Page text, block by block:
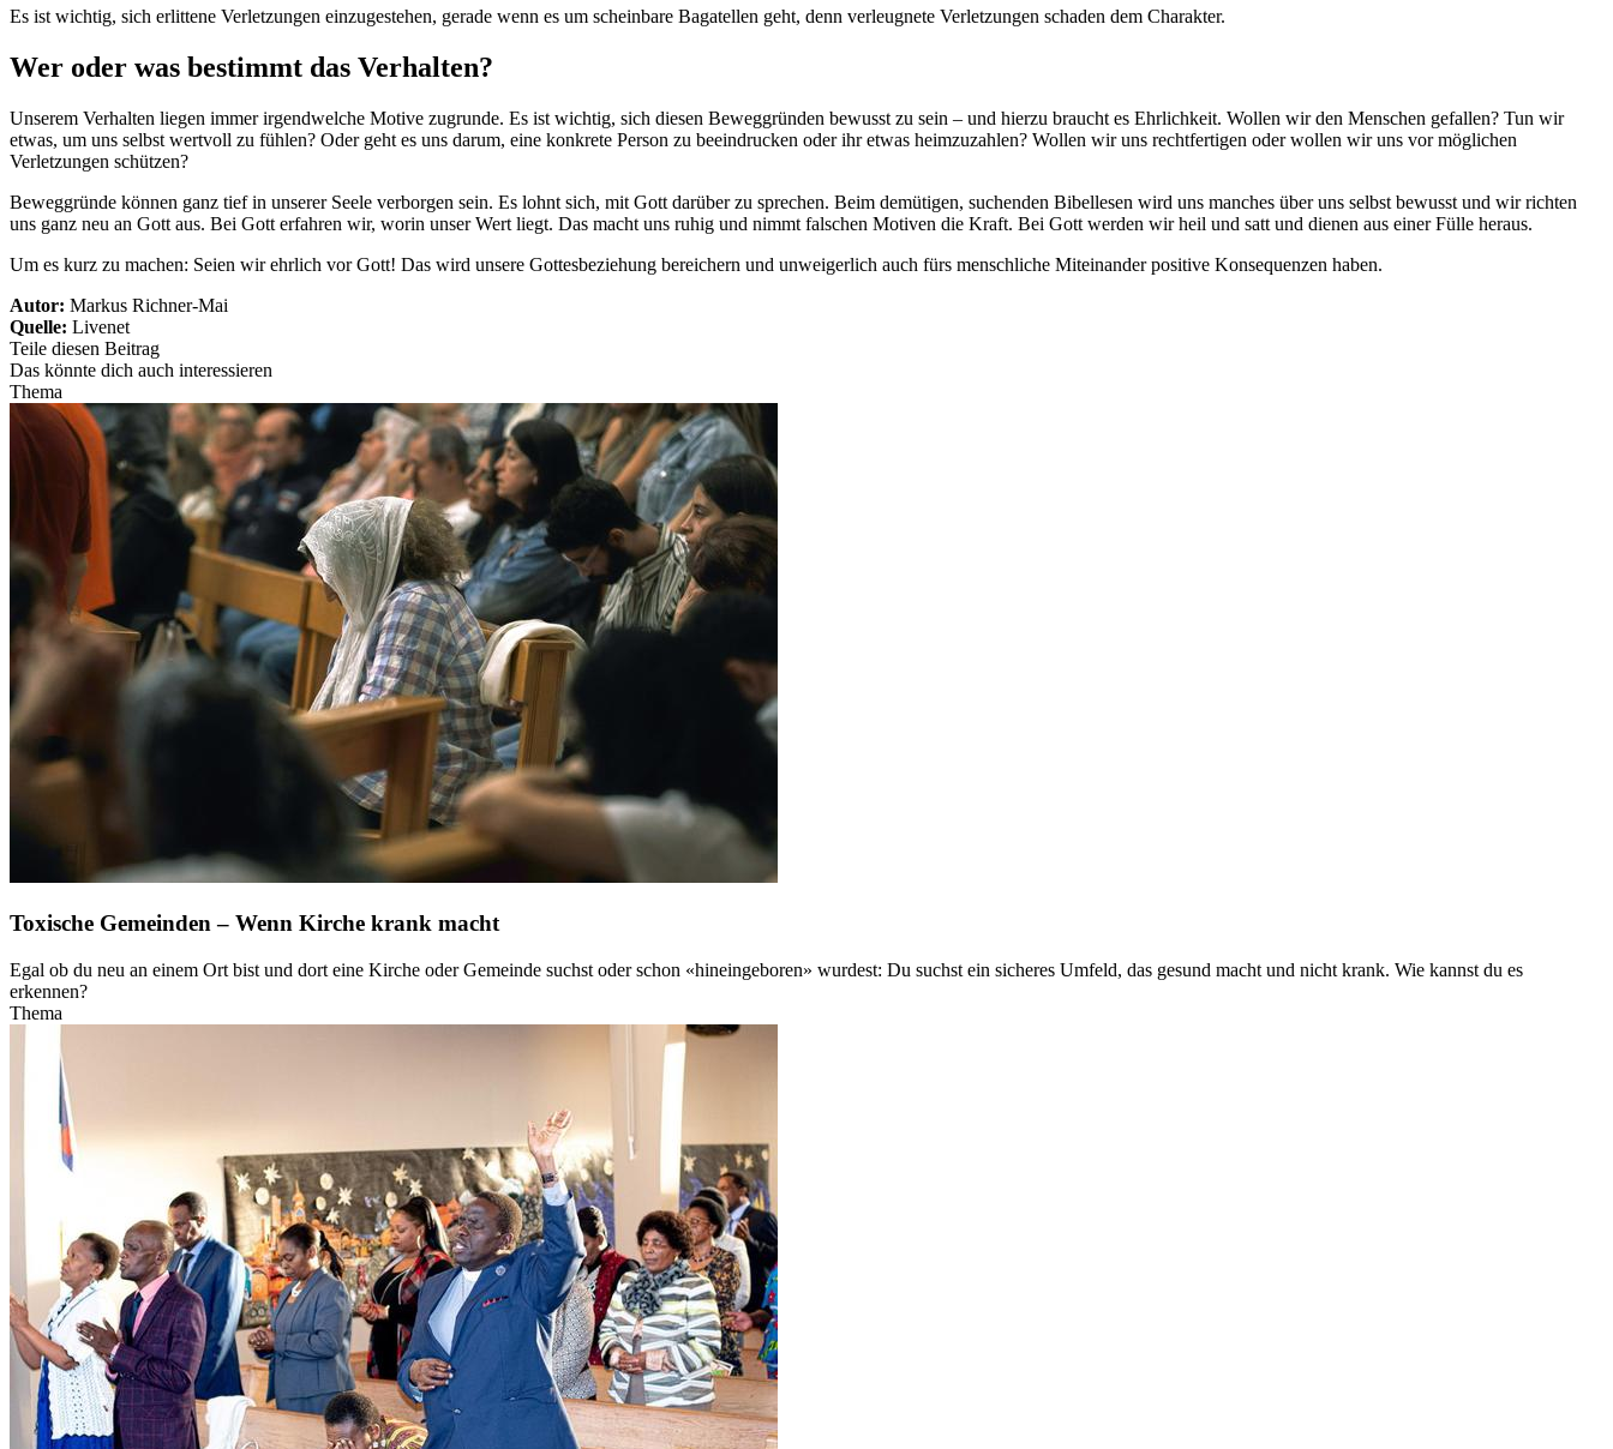
Es ist wichtig, sich erlittene Verletzungen einzugestehen, gerade wenn es um scheinbare Bagatellen geht, denn verleugnete Verletzungen schaden dem Charakter.
Wer oder was bestimmt das Verhalten?
Unserem Verhalten liegen immer irgendwelche Motive zugrunde. Es ist wichtig, sich diesen Beweggründen bewusst zu sein – und hierzu braucht es Ehrlichkeit. Wollen wir den Menschen gefallen? Tun wir
etwas, um uns selbst wertvoll zu fühlen? Oder geht es uns darum, eine konkrete Person zu beeindrucken oder ihr etwas heimzuzahlen? Wollen wir uns rechtfertigen oder wollen wir uns vor möglichen
Verletzungen schützen?
Beweggründe können ganz tief in unserer Seele verborgen sein. Es lohnt sich, mit Gott darüber zu sprechen. Beim demütigen, suchenden Bibellesen wird uns manches über uns selbst bewusst und wir richten
uns ganz neu an Gott aus. Bei Gott erfahren wir, worin unser Wert liegt. Das macht uns ruhig und nimmt falschen Motiven die Kraft. Bei Gott werden wir heil und satt und dienen aus einer Fülle heraus.
Um es kurz zu machen: Seien wir ehrlich vor Gott! Das wird unsere Gottesbeziehung bereichern und unweigerlich auch fürs menschliche Miteinander positive Konsequenzen haben.
Autor: Markus Richner-Mai
Quelle: Livenet
Teile diesen Beitrag
Das könnte dich auch interessieren
Thema
Toxische Gemeinden – Wenn Kirche krank macht
Egal ob du neu an einem Ort bist und dort eine Kirche oder Gemeinde suchst oder schon «hineingeboren» wurdest: Du suchst ein sicheres Umfeld, das gesund macht und nicht krank. Wie kannst du es
erkennen?
Thema